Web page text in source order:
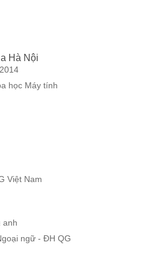
Hà Nội
học Máy tính
Việt Nam
anh
ngữ - ĐH QG